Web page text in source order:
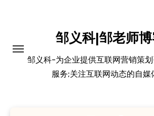
邹义科|邹老师
邹义科-为企业提供互联网营销策划
服务;关注互联网动态的自媒